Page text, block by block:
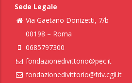
Sede Legale
Via Gaetano Donizetti, 7/b
00198 – Roma
0685797300
fondazionedivittorio@pec.it
fondazionedivittorio@fdv.cgil.it